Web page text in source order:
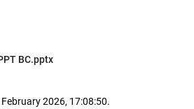
BC.pptx
2026, 17:08:50.